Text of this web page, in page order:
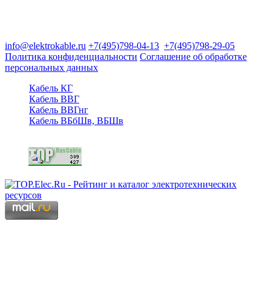
info@elektrokable.ru +7(495)798-04-13 +7(495)798-29-05
Политика конфиденциальности Соглашение об обработке
персональных данных
Кабель КГ
Кабель ВВГ
Кабель ВВГнг
Кабель ВБбШв, ВБШв